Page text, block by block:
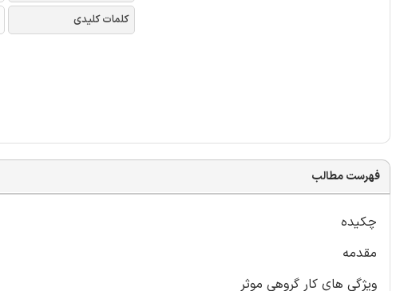
کلمات کلیدی
فهرست مطالب
چکیده
مقدمه
ویژگی های کار گروهی موثر